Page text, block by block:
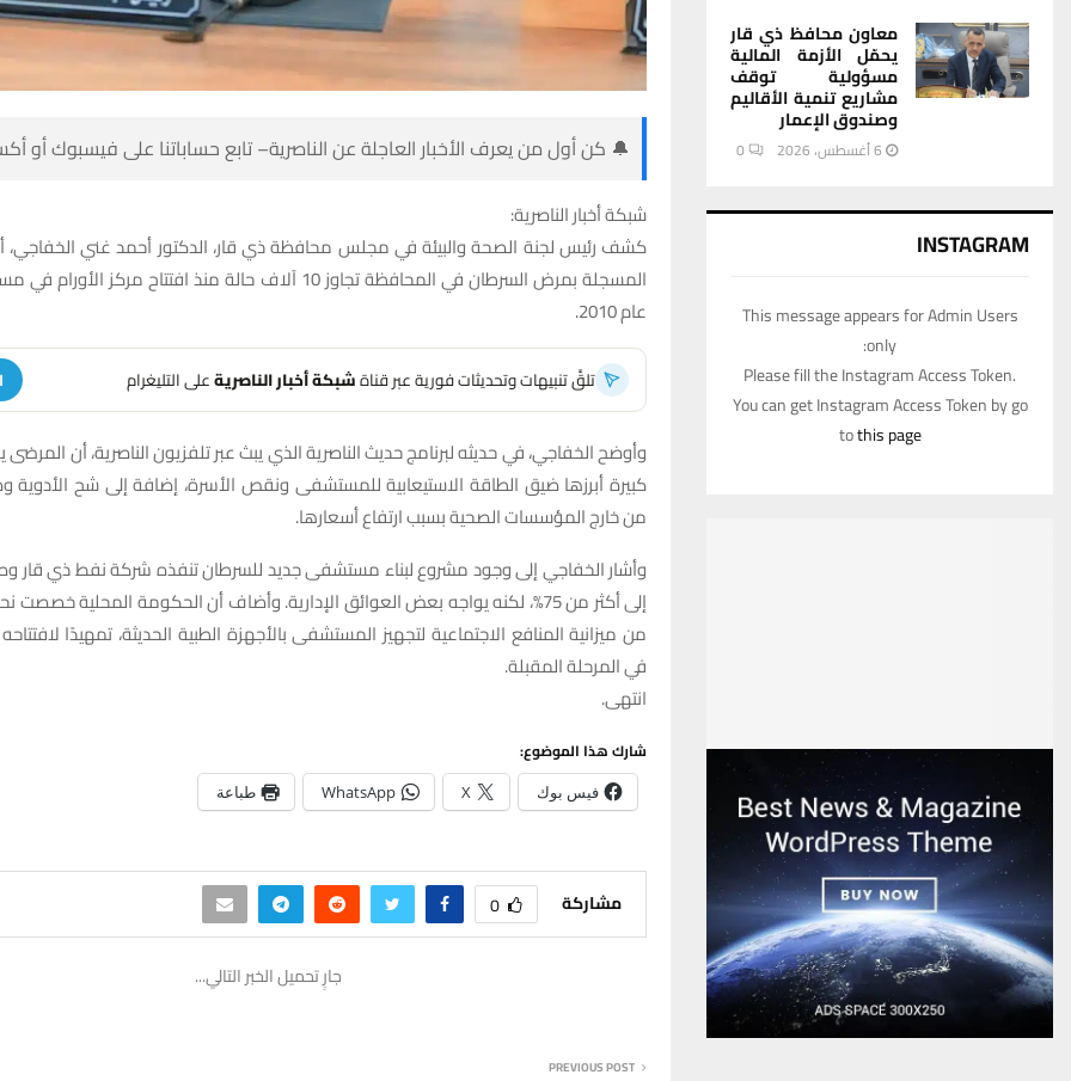
🔔 كن أول من يعرف الأخبار العاجلة عن الناصرية– تابع حساباتنا على فيسبوك أو
شبكة أخبار الناصرية:
كشف رئيس لجنة الصحة والبيئة في مجلس محافظة ذي قار، الدكتور أحمد غني الخفاجي،
المسجلة بمرض السرطان في المحافظة تجاوز 10 آلاف حالة منذ افتتاح
عام 2010.
تلقَّ تنبيهات وتحديثات فورية عبر قناةشبكة أخبار الناصريةعلى التليغرام
وأوضح الخفاجي، في حديثه لبرنامج حديث الناصرية الذي يبث عبر تلفزيون الناصرية، أن
كبيرة أبرزها ضيق الطاقة الاستيعابية للمستشفى ونقص الأسرة، إضافة إلى شح الأدوية
من خارج المؤسسات الصحية بسبب ارتفاع أسعارها.
وأشار الخفاجي إلى وجود مشروع لبناء مستشفى جديد للسرطان تنفذه شركة نفط ذي قار
من ميزانية المنافع الاجتماعية لتجهيز المستشفى بالأجهزة الطبية الحديثة، تمهيدًا
في المرحلة المقبلة.
انتهى.
شارك هذا الموضوع:
فيس بوك X
WhatsApp طباعة
مشاركة 0
جارٍ تحميل الخبر التالي...
PREVIOUS POST
معاون محافظ ذي قار
يحمّل الأزمة المالية
مسؤولية توقف
مشاريع تنمية الأقاليم
وصندوق الإعمار
6 أغسطس، 2026 0
INSTAGRAM
This message appears for Admin Users
only:
Please fill the Instagram Access Token.
You can get Instagram Access Token by go
tothis page